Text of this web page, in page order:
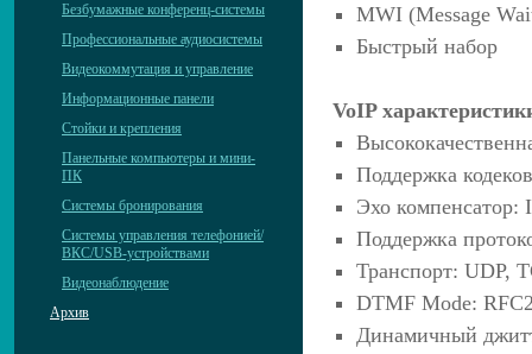
Безбумажные конференц-системы
Профессиональные аудиосистемы
Видеокоммутация и управление
Информационные панели
Стойки и крепления
Панельные компьютеры и мини-
ПК
Системы бронирования
Системы управления телефонией/
ВКС/USB-устройствами
Видеонаблюдение
Архив
MWI (Message
Быстрый набор
VoIP
Поддержка
Эхо
Поддержка
Транспорт: UDP,
DTMF Mode:
Динамичный